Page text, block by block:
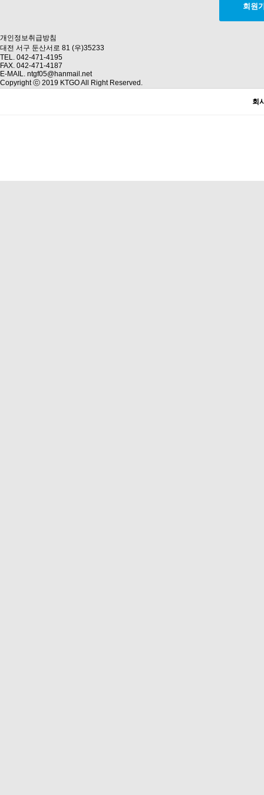
개인정보취급방침
대전 서구 둔산서로 81 (우)35233
TEL. 042-471-4195
FAX. 042-471-4187
E-MAIL. ntgf05@hanmail.net
Copyright ⓒ 2019 KTGO All Right Reserved.
회